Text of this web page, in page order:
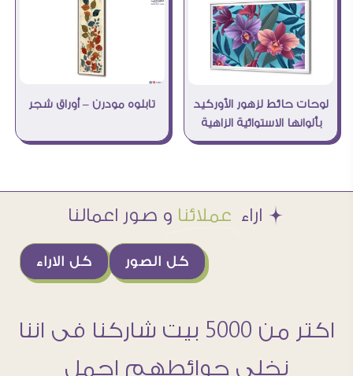
لوحات حائط لزهور الأوركيد
بألوانها الاستوائية الزاهية
تابلوه مودرن – أوراق شجر
Æ اراء عملائنا و صور اعمالنا
كل الاراء كل الصور
اكتر من 5000 بيت شاركنا فى اننا
نخلى حوائطهم اجمل